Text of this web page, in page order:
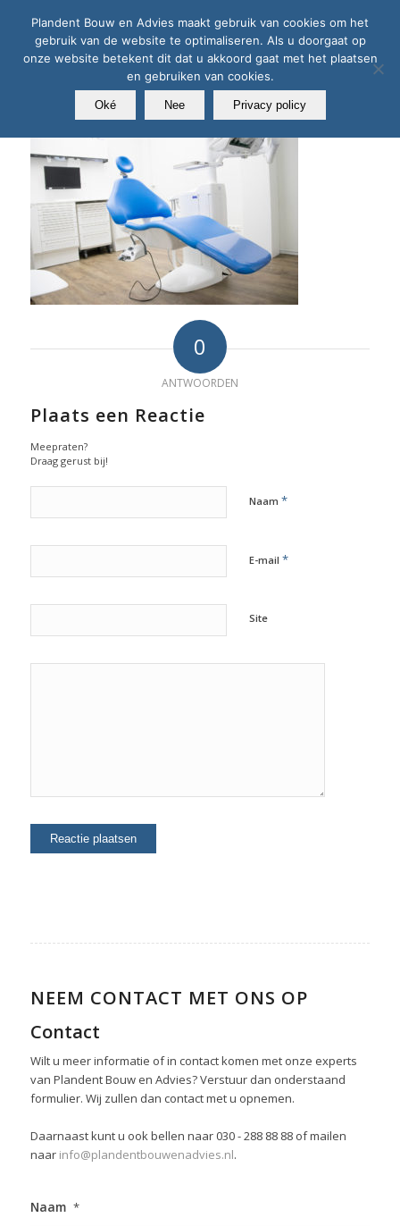
0
ANTWOORDEN
Plaats een Reactie
Meepraten?
Draag gerust bij!
Naam *
E-mail *
Site
NEEM CONTACT MET ONS OP
Contact
Wilt u meer informatie of in contact komen met onze experts
van Plandent Bouw en Advies? Verstuur dan onderstaand
formulier. Wij zullen dan contact met u opnemen.
Daarnaast kunt u ook bellen naar 030 - 288 88 88 of mailen
naar info@plandentbouwenadvies.nl.
Naam *
Plandent Bouw en Advies maakt gebruik van cookies om het
gebruik van de website te optimaliseren. Als u doorgaat op
onze website betekent dit dat u akkoord gaat met het plaatsen
en gebruiken van cookies.
Oké Nee Privacy policy